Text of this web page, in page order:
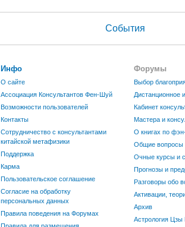
События
Инфо
О сайте
Ассоциация Консультантов Фен-Шуй
Возможности пользователей
Контакты
Сотрудничество с консультантами
китайской метафизики
Поддержка
Карма
Пользовательское соглашение
Согласие на обработку
персональных данных
Правила поведения на Форумах
Правила для размещения
Форумы
Выбор
Дистанционное
Кабинет
Мастера и
О книгах по
Общие вопросы
Очные курсы и
Прогнозы и
Разговоры обо
Активации,
Архив
Астрология